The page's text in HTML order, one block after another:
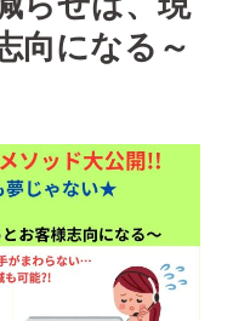
向になる～